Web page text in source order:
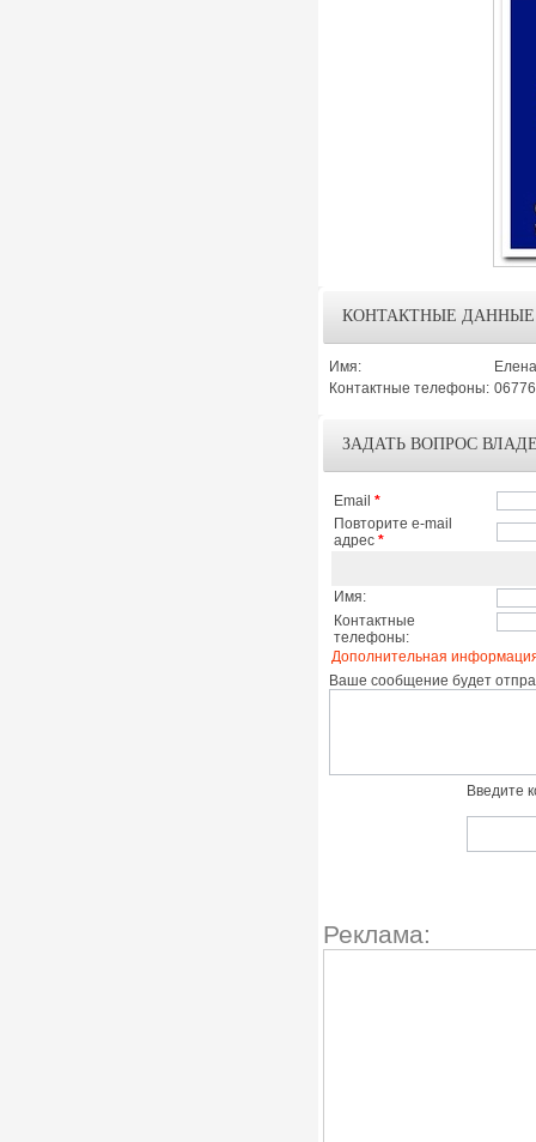
КОНТАКТНЫЕ ДАННЫЕ
Имя:
Контактные телефоны:
ЗАДАТЬ ВОПРОС
Email *
Повторите e-mail
адрес *
Имя:
Контактные
телефоны:
Дополнительная
Ваше сообщение будет
Введите
Реклама: